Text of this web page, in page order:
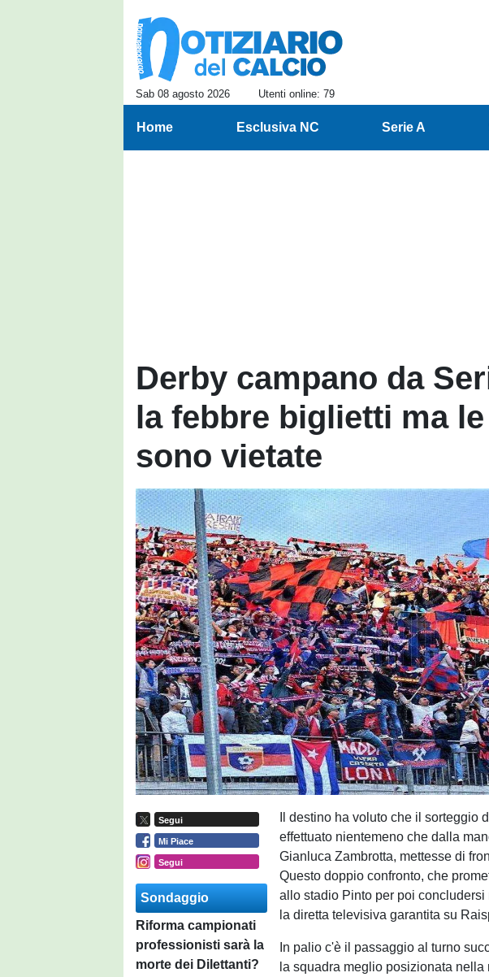
Sab 08 agosto 2026 Utenti online: 79
Home Esclusiva NC Serie A
Derby campano da
la febbre biglietti ma
sono vietate
Segui
Mi Piace
Segui
Sondaggio
Riforma campionati
professionisti sarà la
morte dei Dilettanti?
Il destino ha voluto che il sorteggio
effettuato nientemeno che dalla
Gianluca Zambrotta, mettesse di
Questo doppio confronto, che
allo stadio Pinto per poi
la diretta televisiva garantita su
In palio c'è il passaggio al turno
la squadra meglio posizionata